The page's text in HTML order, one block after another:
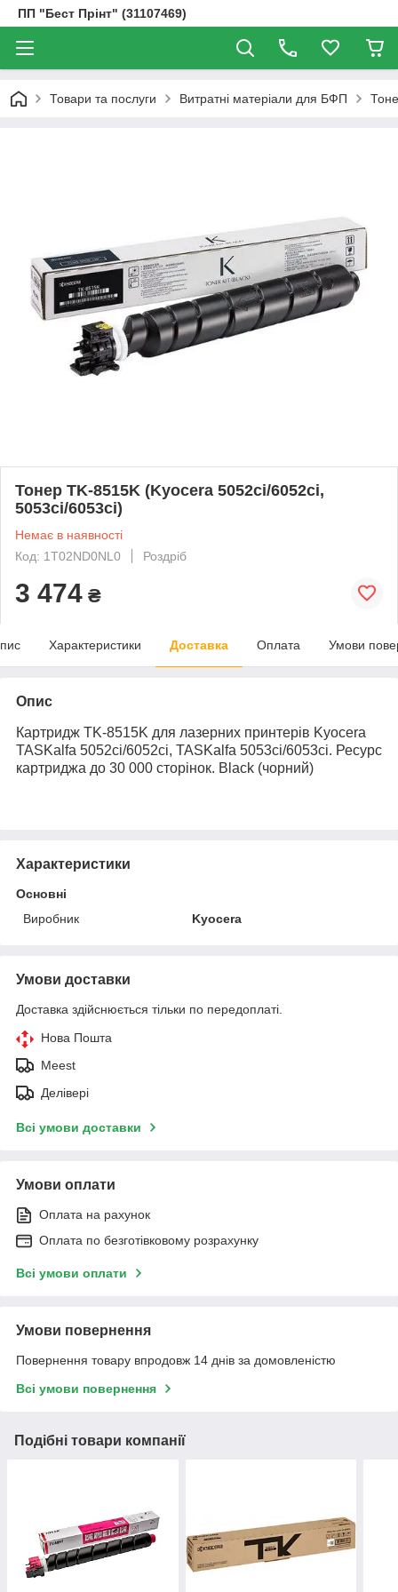
ПП "Бест Прінт" (31107469)
Товари та послуги Витратні матеріали для БФП
Тонер TK-8515K (Kyocera 5052ci/6052ci,
5053ci/6053ci)
Немає в наявності
Код: 1T02ND0NL0
Роздріб
3 474 ₴
Характеристики Доставка Оплата Умови
Опис
Картридж TK-8515K для лазерних принтерів Kyocera
TASKalfa 5052ci/6052ci, TASKalfa 5053ci/6053ci. Ресурс
картриджа до 30 000 сторінок. Black (чорний)
Характеристики
Основні
Виробник
Kyocera
Умови доставки
Доставка здійснюється тільки по передоплаті.
Нова Пошта
Meest
Делівері
Всі умови доставки
Умови оплати
Оплата на рахунок
Оплата по безготівковому розрахунку
Всі умови оплати
Умови повернення
Повернення товару впродовж 14 днів за домовленістю
Всі умови повернення
Подібні товари компанії